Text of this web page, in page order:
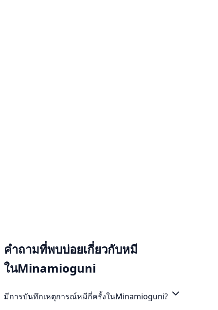
คำถามที่พบบ่อยเกี่ยวกับหมี
ในMinamioguni
มีการบันทึกเหตุการณ์หมีกี่ครั้งในMinamioguni?